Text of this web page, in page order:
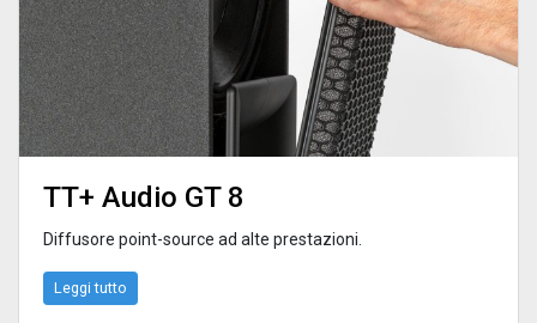
TT+ Audio GT 8
Diffusore point-source ad alte prestazioni.
Leggi tutto